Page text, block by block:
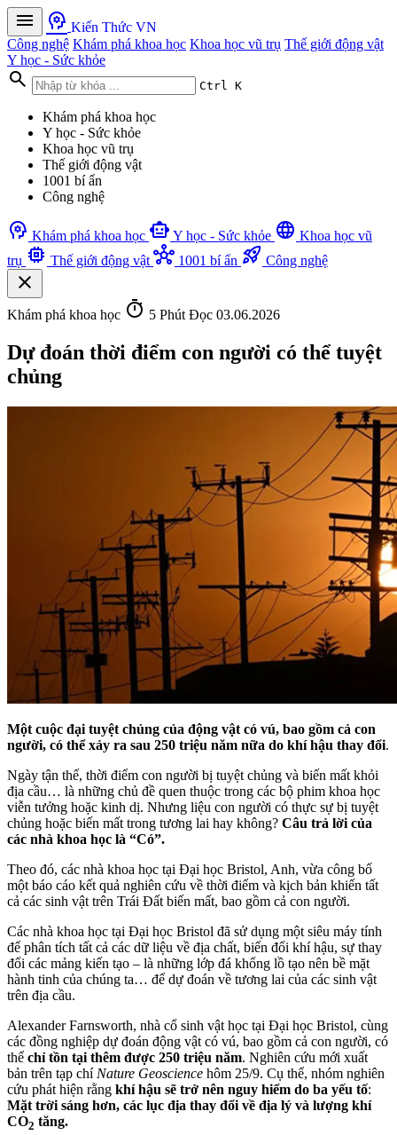
menu psychology Kiến Thức VN
Công nghệ Khám phá khoa học Khoa học vũ trụ Thế giới động vật
Y học - Sức khỏe
search Ctrl K
Khám phá khoa học
Y học - Sức khỏe
Khoa học vũ trụ
Thế giới động vật
1001 bí ẩn
Công nghệ
psychology Khám phá khoa học smart_toy Y học - Sức khỏe language Khoa học vũ
trụ memory Thế giới động vật hub 1001 bí ẩn rocket_launch Công nghệ
close
Khám phá khoa học timer 5 Phút Đọc 03.06.2026
Dự đoán thời điểm con người có thể tuyệt
chủng
Một cuộc đại tuyệt chủng của động vật có vú, bao gồm cả con
người, có thể xảy ra sau 250 triệu năm nữa do khí hậu thay đổi.
Ngày tận thế, thời điểm con người bị tuyệt chủng và biến mất khỏi
địa cầu… là những chủ đề quen thuộc trong các bộ phim khoa học
viễn tưởng hoặc kinh dị. Nhưng liệu con người có thực sự bị tuyệt
chủng hoặc biến mất trong tương lai hay không? Câu trả lời của
các nhà khoa học là “Có”.
Theo đó, các nhà khoa học tại Đại học Bristol, Anh, vừa công bố
một báo cáo kết quả nghiên cứu về thời điểm và kịch bản khiến tất
cả các sinh vật trên Trái Đất biến mất, bao gồm cả con người.
Các nhà khoa học tại Đại học Bristol đã sử dụng một siêu máy tính
để phân tích tất cả các dữ liệu về địa chất, biến đổi khí hậu, sự thay
đổi các mảng kiến tạo – là những lớp đá khổng lồ tạo nên bề mặt
hành tinh của chúng ta… để dự đoán về tương lai của các sinh vật
trên địa cầu.
Alexander Farnsworth, nhà cổ sinh vật học tại Đại học Bristol, cùng
các đồng nghiệp dự đoán động vật có vú, bao gồm cả con người, có
thể chỉ tồn tại thêm được 250 triệu năm. Nghiên cứu mới xuất
bản trên tạp chí Nature Geoscience hôm 25/9. Cụ thể, nhóm nghiên
cứu phát hiện rằng khí hậu sẽ trở nên nguy hiểm do ba yếu tố:
Mặt trời sáng hơn, các lục địa thay đổi về địa lý và lượng khí
CO2 tăng.